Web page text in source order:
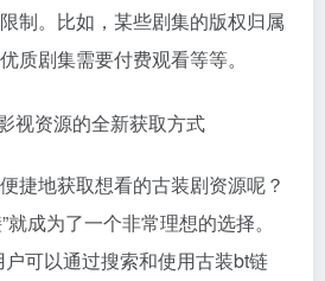
制。比如，某些剧集的版权归属
质剧集需要付费观看等等。
捷地获取想看的古装剧资源呢？
成为了一个非常理想的选择。
可以通过搜索和使用古装bt链